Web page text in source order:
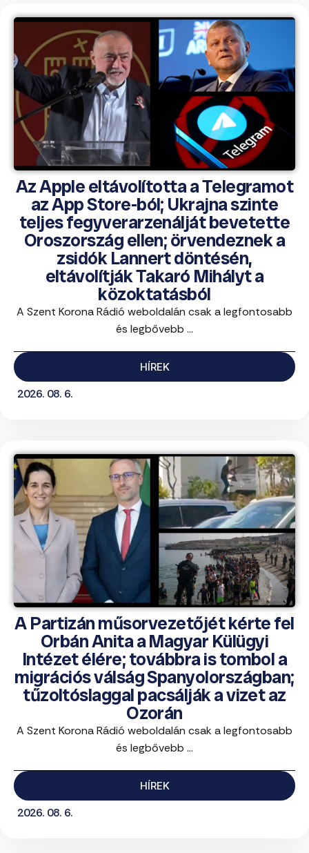
Az Apple eltávolította a Telegramot
az App Store-ból; Ukrajna szinte
teljes fegyverarzenálját bevetette
Oroszország ellen; örvendeznek a
zsidók Lannert döntésén,
eltávolítják Takaró Mihályt a
közoktatásból
A Szent Korona Rádió weboldalán csak a legfontosabb
és legbővebb ...
HÍREK
2026. 08. 6.
A Partizán műsorvezetőjét kérte fel
Orbán Anita a Magyar Külügyi
Intézet élére; továbbra is tombol a
migrációs válság Spanyolországban;
tűzoltóslaggal pacsálják a vizet az
Ozorán
A Szent Korona Rádió weboldalán csak a legfontosabb
és legbővebb ...
HÍREK
2026. 08. 6.